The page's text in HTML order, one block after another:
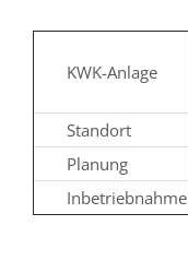
KWK-Anlage
Standort
Planung
Inbetriebnahme